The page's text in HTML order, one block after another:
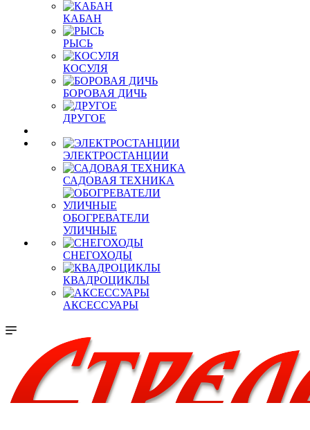
КАБАН
РЫСЬ
КОСУЛЯ
БОРОВАЯ ДИЧЬ
ДРУГОЕ
ЭЛЕКТРОСТАНЦИИ
САДОВАЯ ТЕХНИКА
ОБОГРЕВАТЕЛИ
УЛИЧНЫЕ
СНЕГОХОДЫ
КВАДРОЦИКЛЫ
АКСЕССУАРЫ